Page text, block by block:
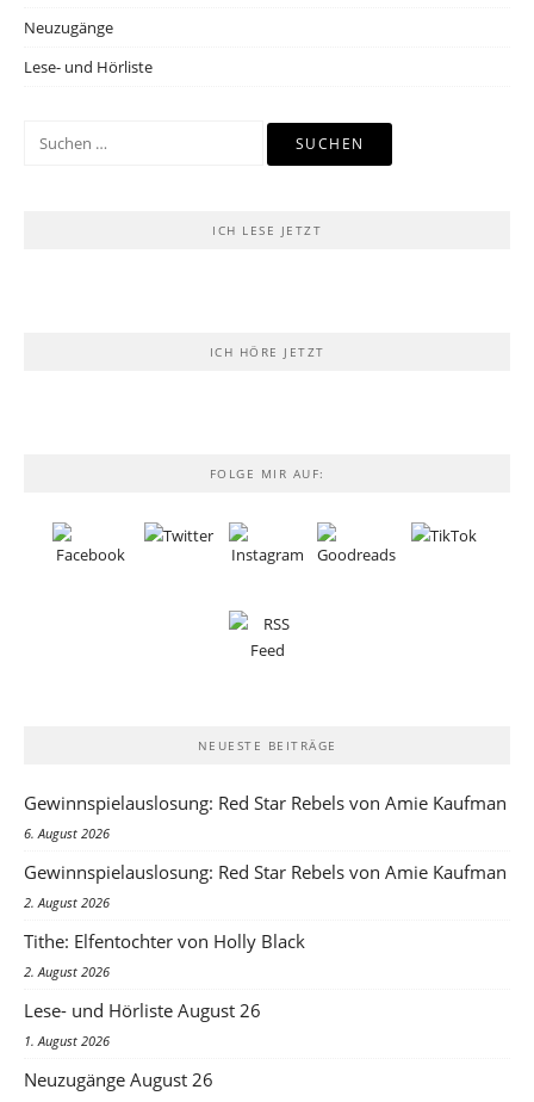
Neuzugänge
Lese- und Hörliste
Suchen
ICH LESE JETZT
ICH HÖRE JETZT
FOLGE MIR AUF:
NEUESTE BEITRÄGE
Gewinnspielauslosung: Red Star Rebels von Amie Kaufman
6. August 2026
Gewinnspielauslosung: Red Star Rebels von Amie Kaufman
2. August 2026
Tithe: Elfentochter von Holly Black
2. August 2026
Lese- und Hörliste August 26
1. August 2026
Neuzugänge August 26